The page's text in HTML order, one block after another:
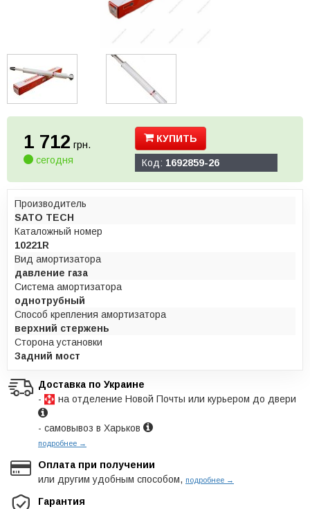
1 712 грн.
сегодня
КУПИТЬ
Код: 1692859-26
Производитель
SATO TECH
Каталожный номер
10221R
Вид амортизатора
давление газа
Система амортизатора
однотрубный
Способ крепления амортизатора
верхний стержень
Сторона установки
Задний мост
Доставка по Украине
-
на отделение Новой Почты или курьером до двери
- самовывоз в Харьков
подробнее →
Оплата при получении
или другим удобным способом, подробнее →
Гарантия